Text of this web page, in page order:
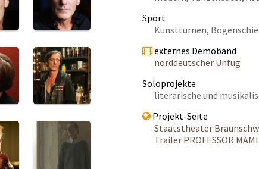
Sport
Kunstturnen,
externes Demoband
norddeutscher Unfug
Soloprojekte
literarische und
Projekt-Seite
Staatstheater
Trailer PROFESSOR